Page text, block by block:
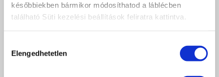
későbbiekben bármikor módosíthatod a láblécben
található Süti kezelési beállítások feliratra kattintva.
kiválasztása
Elengedhetetlen
INGYENES SZÁLLÍTÁS
100% GARANCIA